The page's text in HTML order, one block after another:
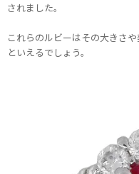
されました。
これらのルビーはその大きさ
といえるでしょう。